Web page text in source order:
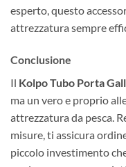
esperto, questo
attrezzatura sempre
Conclusione
Il Kolpo Tubo Porta
ma un vero e proprio
attrezzatura da pesca.
misure, ti assicura
piccolo investimento